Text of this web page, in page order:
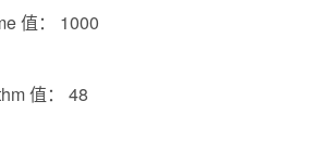
值： 1000
值： 48